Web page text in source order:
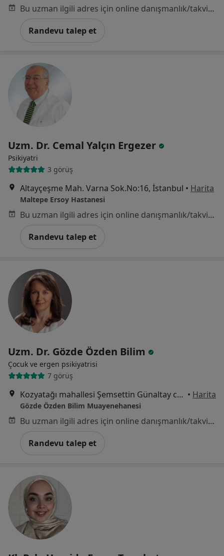
Bu uzman ilgili adres için online danışmanlık/takvim sunmuyor.
Randevu talep et
Uzm. Dr. Cemal Yalçın Ergezer
Psikiyatri
3 görüş
Altayçeşme Mah. Varna Sok.No:16, İstanbul • Harita
Maltepe Ersoy Hastanesi
Bu uzman ilgili adres için online danışmanlık/takvim sunmuyor.
Randevu talep et
Uzm. Dr. Gözde Özden Bilim
Çocuk ve ergen psikiyatrisi
7 görüş
Kozyatağı mahallesi Şemsettin Günaltay caddesi No86-88 Uğur Apartmanı Kat:1 Daire:2, İstanbul • Harita
Gözde Özden Bilim Muayenehanesi
Bu uzman ilgili adres için online danışmanlık/takvim sunmuyor.
Randevu talep et